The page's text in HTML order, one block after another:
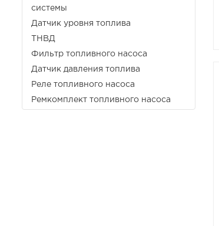
системы
Датчик уровня топлива
ТНВД
Фильтр топливного насоса
Датчик давления топлива
Реле топливного насоса
Ремкомплект топливного насоса